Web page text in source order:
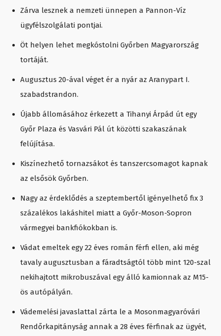
Zárva lesznek a nemzeti ünnepen a Pannon-Víz
ügyfélszolgálati pontjai.
Öt helyen lehet megkóstolni Győrben Magyarország
tortáját.
Augusztus 20-ával véget ér a nyár az Aranypart I.
szabadstrandon.
Újabb állomásához érkezett a Tihanyi Árpád út egy
Győr Plaza és Vasvári Pál út közötti szakaszának
felújítása.
Kiszínezhető tornazsákot és tanszercsomagot kapnak
az elsősök Győrben.
Nagy az érdeklődés a szeptembertől igényelhető fix 3
százalékos lakáshitel miatt a Győr-Moson-Sopron
vármegyei bankfiókokban is.
Vádat emeltek egy 22 éves román férfi ellen, aki még
tavaly augusztusban a fáradtságtól több mint 120-szal
nekihajtott mikrobuszával egy álló kamionnak az M15-
ös autópályán.
Vádemelési javaslattal zárta le a Mosonmagyaróvári
Rendőrkapitányság annak a 28 éves férfinak az ügyét,